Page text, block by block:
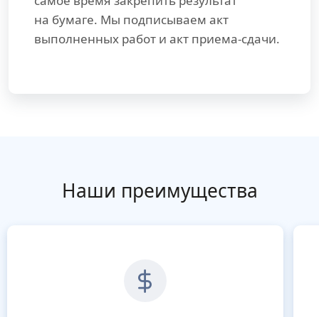
на бумаге. Мы подписываем акт
выполненных работ и акт приема-сдачи.
Наши преимущества